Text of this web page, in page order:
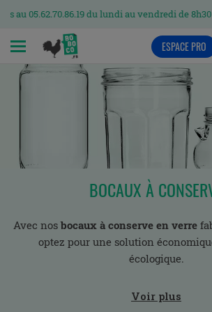
du lundi au vendredi de 8h30 à 12h
MENU
ESPACE PRO
BOCAUX À
Avec nos bocaux à conserve en verre
optez pour une solution
écologique.
Ils seront parfaits pour vos conserves
Voir plus